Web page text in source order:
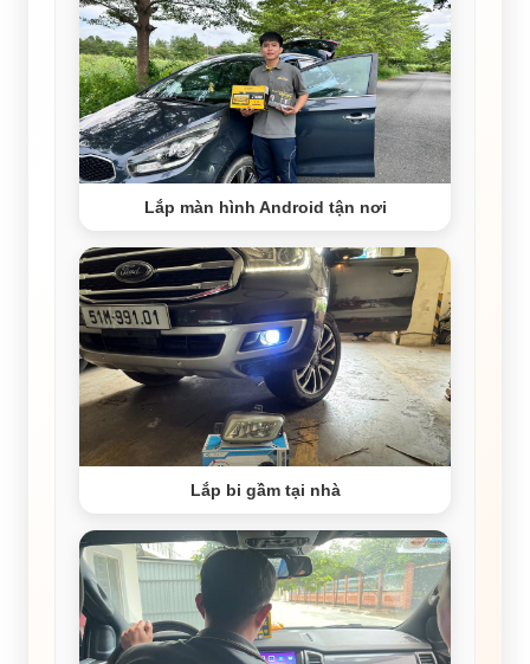
Lắp màn hình Android tận nơi
Lắp bi gầm tại nhà